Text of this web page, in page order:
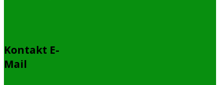
Kontakt E-
Mail